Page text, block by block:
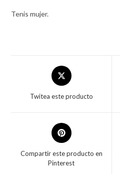
Tenis mujer.
Twitea este producto
Compartir este producto en
Pinterest